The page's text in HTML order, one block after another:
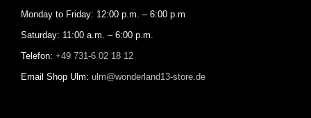
Monday to Friday: 12:00 p.m. – 6:00 p.m
Saturday: 11:00 a.m. – 6:00 p.m.
Telefon: +49 731-6 02 18 12
Email Shop Ulm: ulm@wonderland13-store.de